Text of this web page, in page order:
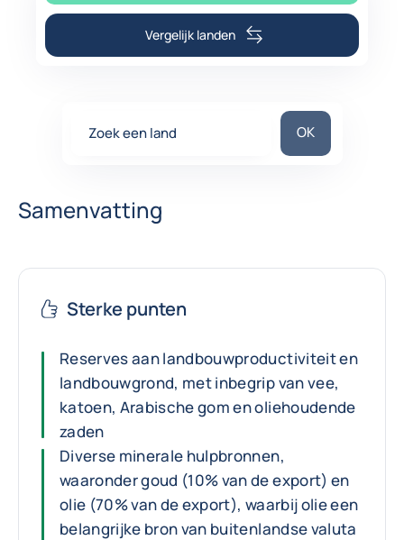
Vergelijk landen
Zoek een land Zoek een land
OK
Samenvatting
Sterke punten
Reserves aan landbouwproductiviteit en
landbouwgrond, met inbegrip van vee,
katoen, Arabische gom en oliehoudende
zaden
Diverse minerale hulpbronnen,
waaronder goud (10% van de export) en
olie (70% van de export), waarbij olie een
belangrijke bron van buitenlandse valuta